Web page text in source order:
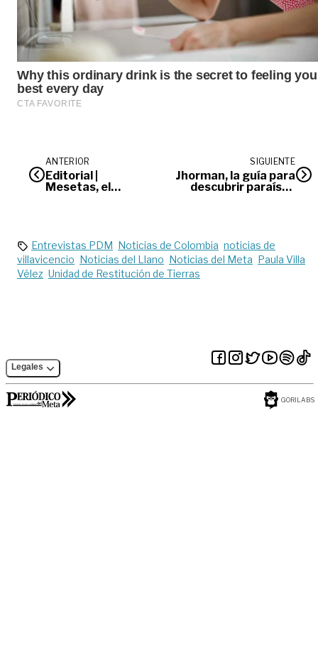
ANTERIOR
Editorial |
Mesetas, el
SIGUIENTE
Jhorman, la guía para
descubrir paraísos
Entrevistas PDM Noticias de Colombia noticias de
villavicencio Noticias del Llano Noticias del Meta Paula Villa
Vélez Unidad de Restitución de Tierras
Legales
GORILABS